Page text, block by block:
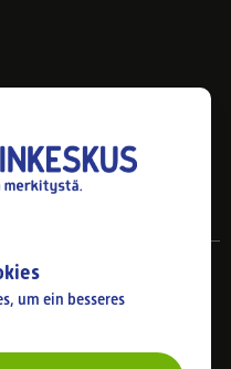
um ein besseres